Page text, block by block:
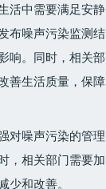
活中需要满足安静
布噪声污染监测结
响。同时，相关部
善生活质量，保障
对噪声污染的管理
，相关部门需要加
和改善。